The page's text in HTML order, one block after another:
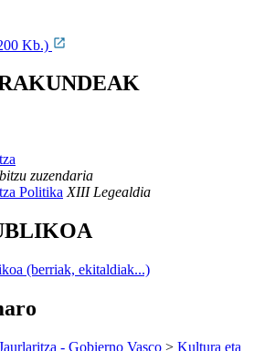
Kb.)
zuzendaria
Politika XIII Legealdia
(berriak, ekitaldiak...)
- Gobierno Vasco > Kultura eta